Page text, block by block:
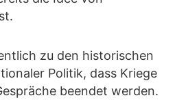
zu den historischen
Politik, dass Kriege
beendet werden.